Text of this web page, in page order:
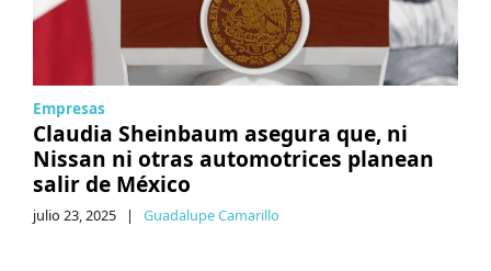
Empresas
Claudia Sheinbaum asegura que, ni
Nissan ni otras automotrices planean
salir de México
julio 23, 2025 | Guadalupe Camarillo